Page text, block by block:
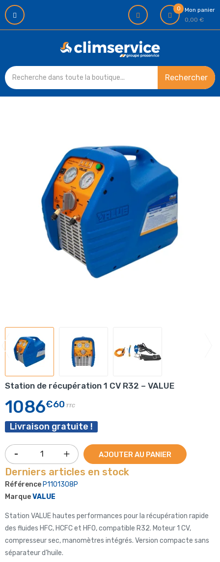
0
Mon panier
0,00 €
Rechercher
Station de récupération 1 CV R32 – VALUE
1086€60 TTC
Livraison gratuite !
AJOUTER AU PANIER
Derniers articles en stock
Référence P1101308P
MarqueVALUE
Station VALUE hautes performances pour la récupération rapide
des fluides HFC, HCFC et HFO, compatible R32. Moteur 1 CV,
compresseur sec, manomètres intégrés. Version compacte sans
séparateur d’huile.